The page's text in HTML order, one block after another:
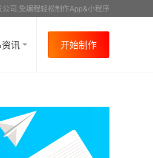
司,免编程轻松制作App&小程序
讯 开始制作